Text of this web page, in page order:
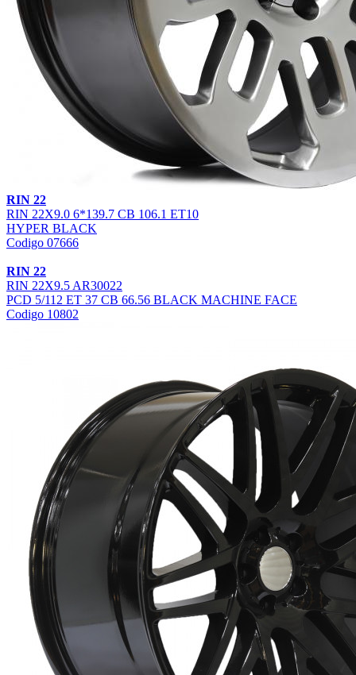
RIN 22
RIN 22X9.0 6*139.7 CB 106.1 ET10
HYPER BLACK
Codigo 07666
RIN 22
RIN 22X9.5 AR30022
PCD 5/112 ET 37 CB 66.56 BLACK MACHINE FACE
Codigo 10802